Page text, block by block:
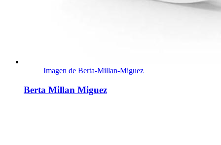
Imagen de Berta-Millan-Miguez
Berta Millan Miguez